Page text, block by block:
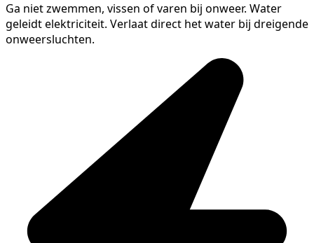
Ga niet zwemmen, vissen of varen bij onweer. Water
geleidt elektriciteit. Verlaat direct het water bij dreigende
onweersluchten.